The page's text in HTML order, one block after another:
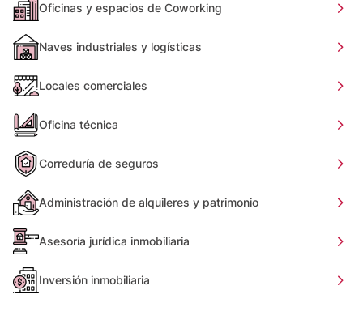
Oficinas y espacios de Coworking
Naves industriales y logísticas
Locales comerciales
Oficina técnica
Correduría de seguros
Administración de alquileres y patrimonio
Asesoría jurídica inmobiliaria
Inversión inmobiliaria